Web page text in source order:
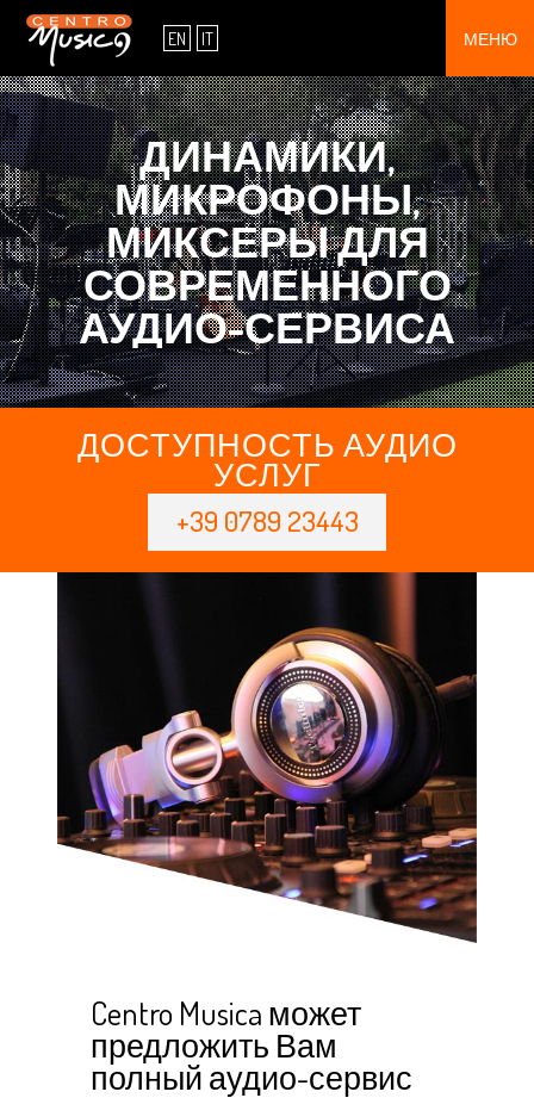
МЕНЮ
EN IT
ВЫСТАВОЧНЫЙ ЗАЛ
УСЛУГА
КОНТАКТЫ
ПРЕДЛОЖЕНИЯ
ПРОДУКТЫ
ДИНАМИКИ,
МИКРОФОНЫ,
МИКСЕРЫ ДЛЯ
СОВРЕМЕННОГО
АУДИО-СЕРВИСА
ДОСТУПНОСТЬ АУДИО
УСЛУГ
+39 0789 23443
Centro Musica может
предложить Вам
полный аудио-сервис